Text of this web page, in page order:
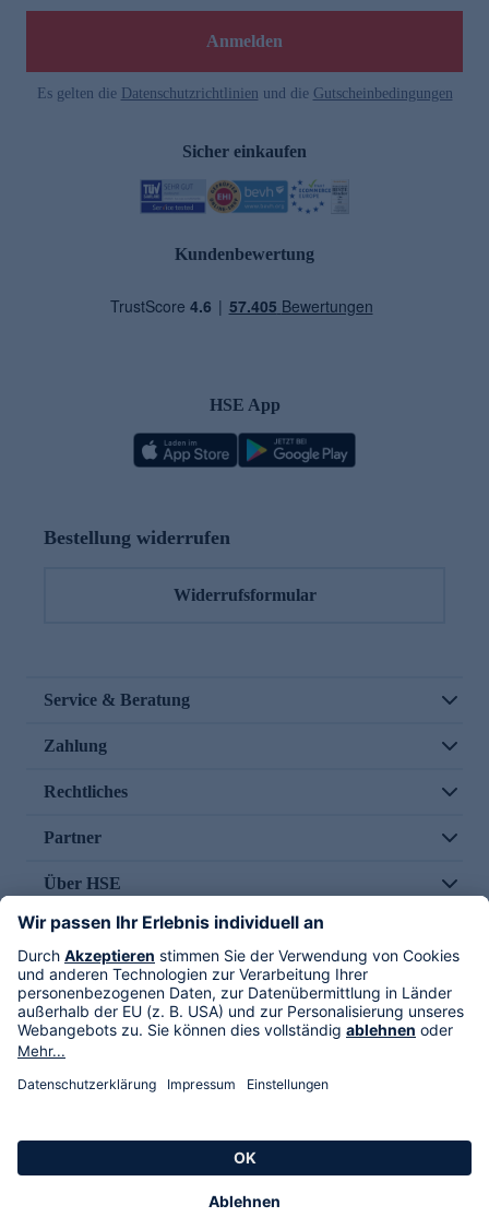
Anmelden
Es gelten die Datenschutzrichtlinien und die Gutscheinbedingungen
Sicher einkaufen
Kundenbewertung
HSE App
Bestellung widerrufen
Widerrufsformular
Service & Beratung
Zahlung
Rechtliches
Partner
Über HSE
Im TV
HSE International